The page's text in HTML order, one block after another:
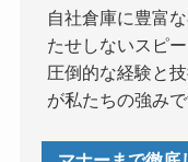
自社倉庫に豊富
たせしないスピー
圧倒的な経験と
が私たちの強みで